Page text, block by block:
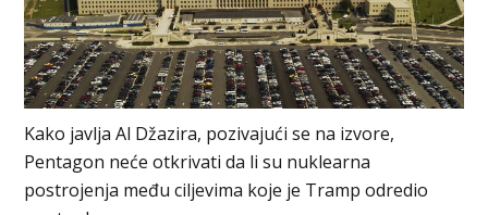
Kako javlja Al Džazira, pozivajući se na izvore,
Pentagon neće otkrivati da li su nuklearna
postrojenja među ciljevima koje je Tramp odredio